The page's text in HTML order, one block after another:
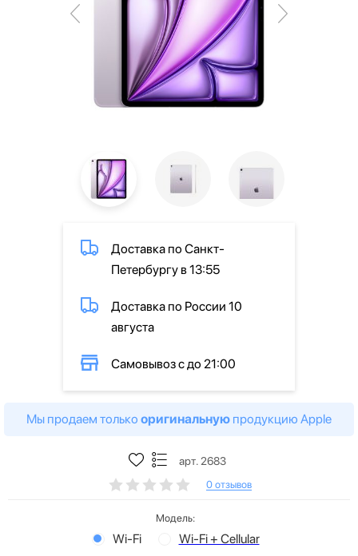
Доставка по Санкт-
Петербургу в 13:55
Доставка по России 10
августа
Самовывоз с до 21:00
Мы продаем только оригинальную продукцию Apple
арт. 2683
0 отзывов
Модель:
Wi-Fi Wi-Fi + Cellular